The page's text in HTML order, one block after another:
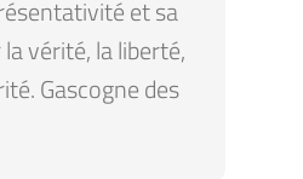
et sa
vérité, la liberté,
Gascogne des